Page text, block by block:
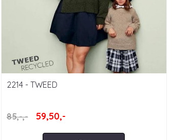
2214 - TWEED
85,-,- 59,50,-